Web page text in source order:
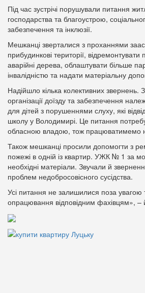
Під час зустрічі порушували питання
господарства та благоустрою,
забезпечення та інклюзії.
Мешканці зверталися з проханнями
прибудинкові території, відремонтувати
аварійні дерева, облаштувати більше
інвалідністю та надати матеріальну
Надійшло кілька колективних
організації доїзду та забезпечення
для дітей з порушеннями слуху, які
школу у Володимирі. Це питання
обласною владою, тож працюватимемо
Також мешканці просили допомогти з
пожежі в одній із квартир. УЖК № 1 за
необхідні матеріали. Звучали й
проблем недобросовісного сусідства.
Усі питання не залишилися поза увагою
опрацювання відповідним фахівцям», –